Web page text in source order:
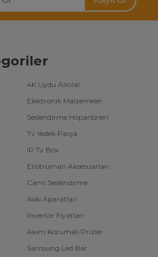
4K Uydu Alıcılar
Elektronik Malzemeler
Seslendirme Hoparlörleri
Tv Yedek Parça
IP Tv Box
Enstrüman Aksesuarları
Cami Seslendirme
Askı Aparatları
İnvertör Fiyatları
Akım Korumalı Prizler
Samsung Led Bar